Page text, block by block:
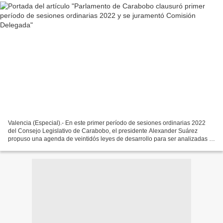
Valencia (Especial).- En este primer período de sesiones ordinarias 2022
del Consejo Legislativo de Carabobo, el presidente Alexander Suárez
propuso una agenda de veintidós leyes de desarrollo para ser analizadas y